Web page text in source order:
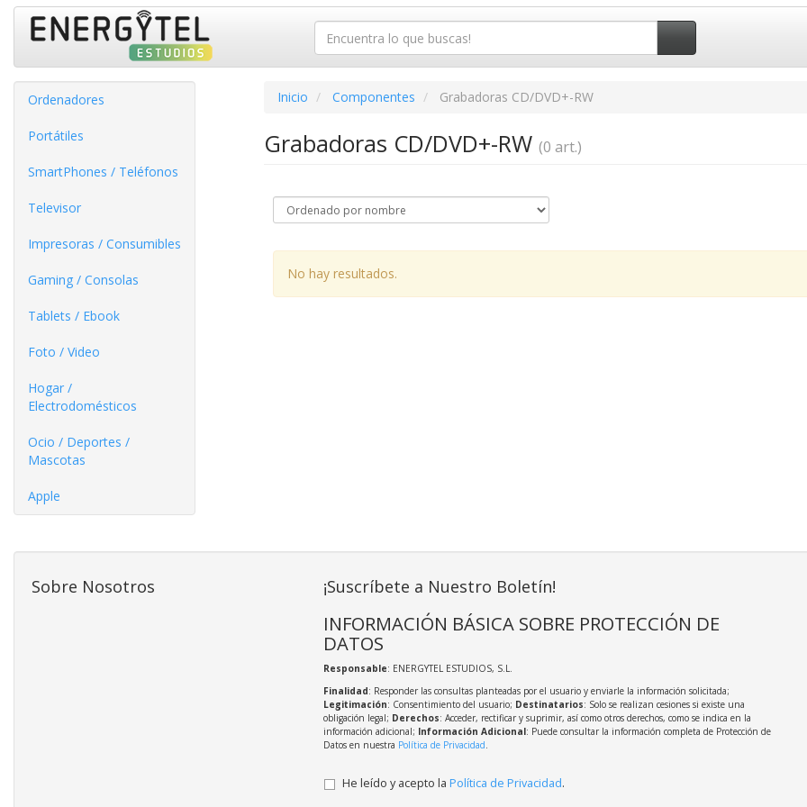
Ordenadores
Portátiles
SmartPhones / Teléfonos
Televisor
Impresoras / Consumibles
Gaming / Consolas
Tablets / Ebook
Foto / Video
Hogar /
Electrodomésticos
Ocio / Deportes /
Mascotas
Apple
Inicio Componentes Grabadoras CD/DVD+-RW
Grabadoras CD/DVD+-RW (0 art.)
No hay resultados.
Sobre Nosotros ¡Suscríbete a Nuestro Boletín!
INFORMACIÓN BÁSICA SOBRE PROTECCIÓN DE
DATOS
Responsable: ENERGYTEL ESTUDIOS, S.L.
Finalidad: Responder las consultas planteadas por el usuario y enviarle la información solicitada;
Legitimación: Consentimiento del usuario; Destinatarios: Solo se realizan cesiones si existe una
obligación legal; Derechos: Acceder, rectificar y suprimir, así como otros derechos, como se indica en la
información adicional; Información Adicional: Puede consultar la información completa de Protección de
Datos en nuestra Política de Privacidad.
He leído y acepto la Política de Privacidad.